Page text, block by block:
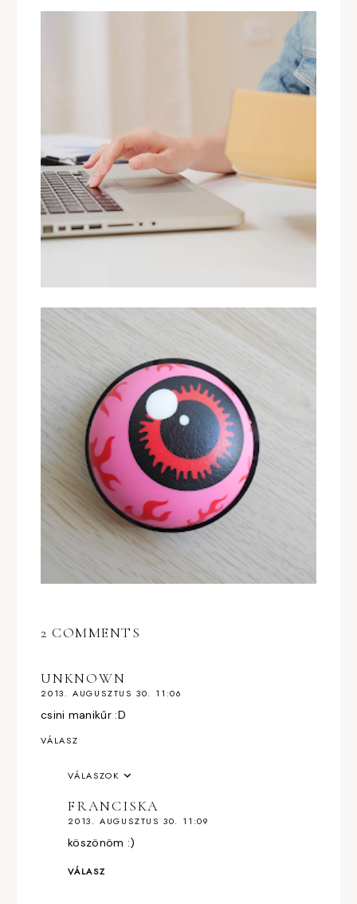
2 COMMENTS
UNKNOWN
2013. AUGUSZTUS 30. 11:06
csini manikűr :D
VÁLASZ
VÁLASZOK
FRANCISKA
2013. AUGUSZTUS 30. 11:09
köszönöm :)
VÁLASZ